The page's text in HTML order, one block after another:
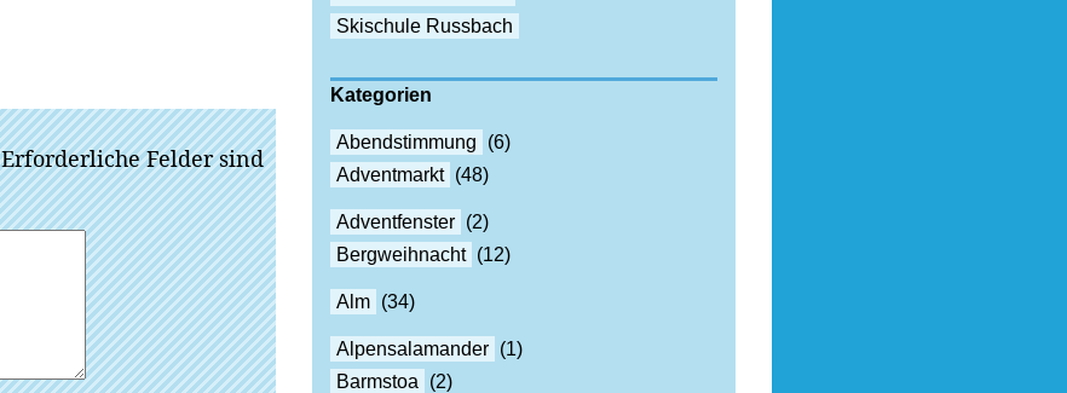
Erforderliche Felder sind
Skischule Russbach
Kategorien
Abendstimmung
(6)
Adventmarkt (48)
Adventfenster (2)
Bergweihnacht (12)
Alm (34)
Alpensalamander (1)
Barmstoa
(2)